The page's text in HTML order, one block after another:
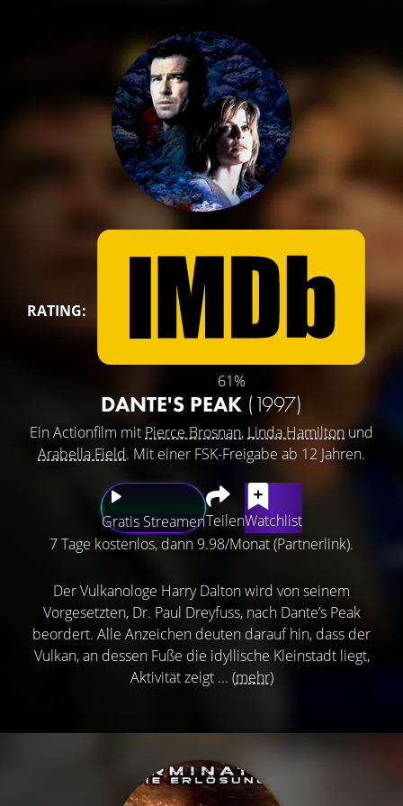
RATING:
61%
DANTE'S PEAK (1997)
Ein Actionfilm mit Pierce Brosnan, Linda Hamilton und
Arabella Field. Mit einer FSK-Freigabe ab 12 Jahren.
Gratis StreamenTeilenWatchlist
7 Tage kostenlos, dann 9.98/Monat (Partnerlink).
Der Vulkanologe Harry Dalton wird von seinem
Vorgesetzten, Dr. Paul Dreyfuss, nach Dante’s Peak
beordert. Alle Anzeichen deuten darauf hin, dass der
Vulkan, an dessen Fuße die idyllische Kleinstadt liegt,
Aktivität zeigt ... (mehr)